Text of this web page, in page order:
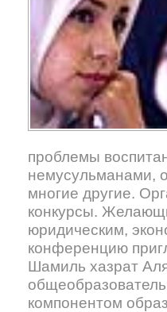
проблемы
немусульманами,
многие другие.
конкурсы.
юридическим,
конференцию
Шамиль хазрат
компонентом